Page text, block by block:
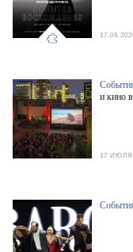
и кино
17 ИЮЛЯ